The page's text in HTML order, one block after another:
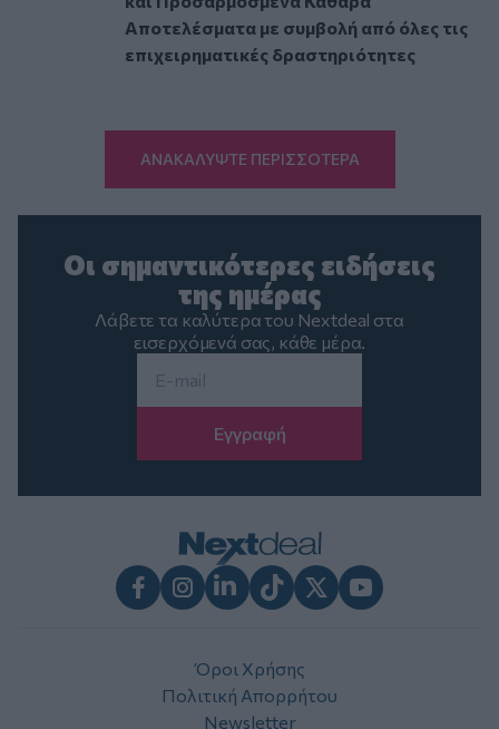
Αποτελέσματα με συμβολή από όλες τις
επιχειρηματικές δραστηριότητες
ΑΝΑΚΑΛΥΨΤΕ ΠΕΡΙΣΣΟΤΕΡΑ
Οι σημαντικότερες ειδήσεις
της ημέρας
Λάβετε τα καλύτερα του Nextdeal στα
εισερχόμενά σας, κάθε μέρα.
Όροι Χρήσης
Πολιτική Απορρήτου
Newsletter